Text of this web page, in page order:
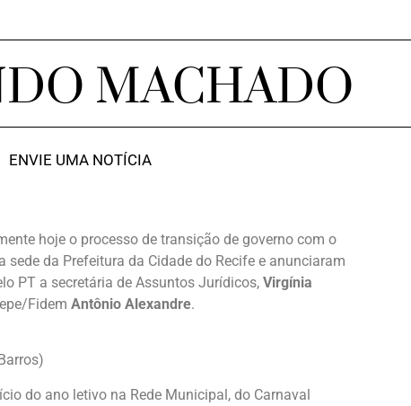
MACHADO
ENVIE UMA NOTÍCIA
hoje o processo de transição de governo com o
sede da Prefeitura da Cidade do Recife e anunciaram
PT a secretária de Assuntos Jurídicos, Virgínia
Fidem Antônio Alexandre.
do ano letivo na Rede Municipal, do Carnaval